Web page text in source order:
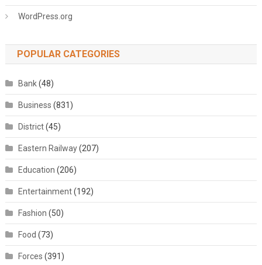
WordPress.org
POPULAR CATEGORIES
Bank(48)
Business (831)
District(45)
Eastern Railway(207)
Education (206)
Entertainment(192)
Fashion (50)
Food (73)
Forces (391)